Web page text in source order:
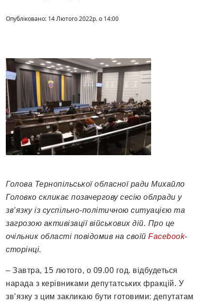
Опубліковано: 14 Лютого 2022р. о 14:00
Голова Тернопільської обласної ради Михайло
Головко скликає позачергову сесію облради у
зв’язку із суспільно-політичною ситуацією та
загрозою активізації військових дій. Про це
очільник області повідомив на своїй Facebook-
сторінці.
– Завтра, 15 лютого, о 09.00 год. відбудеться
нарада з керівниками депутатських фракцій. У
зв’язку з цим закликаю бути готовими: депутатам